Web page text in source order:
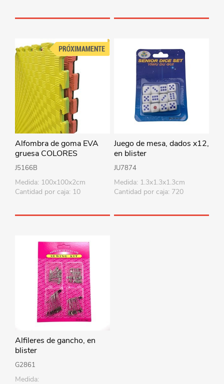
Alfombra de goma EVA
gruesa COLORES
SURTIDOS
J5166B
Medida: 100x100x2cm
Cantidad por caja: 10
Juego de mesa, dados x12,
en blister
JU7874
Medida: 1.3x1.3x1.3cm
Cantidad por caja: 720
Alfileres de gancho, en
blister
G2861
Medida: